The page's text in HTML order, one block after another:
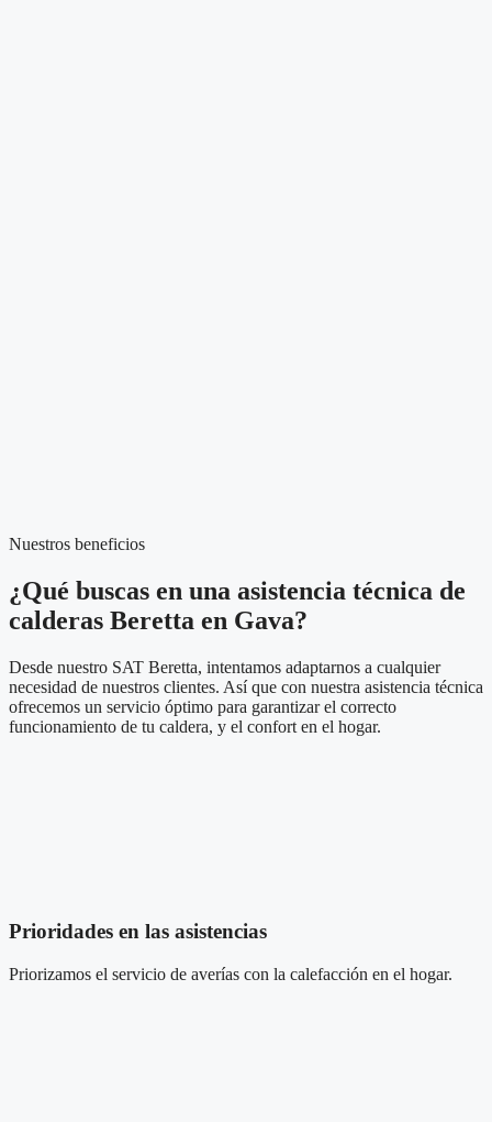
Nuestros beneficios
¿Qué buscas en una asistencia técnica de
calderas Beretta en Gava?
Desde nuestro SAT Beretta, intentamos adaptarnos a cualquier
necesidad de nuestros clientes. Así que con nuestra asistencia técnica
ofrecemos un servicio óptimo para garantizar el correcto
funcionamiento de tu caldera, y el confort en el hogar.
Prioridades en las asistencias
Priorizamos el servicio de averías con la calefacción en el hogar.